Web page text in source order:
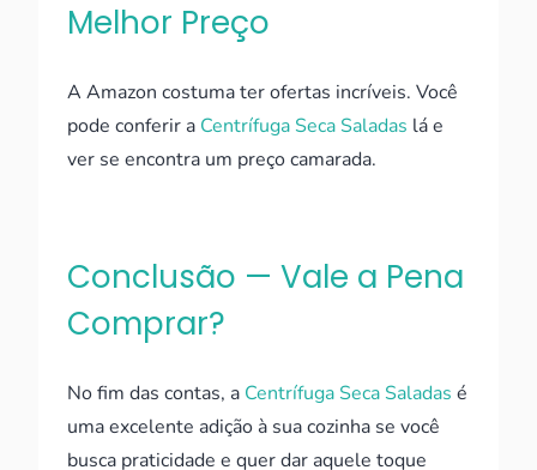
Melhor Preço
A Amazon costuma ter ofertas incríveis. Você
pode conferir a Centrífuga Seca Saladas lá e
ver se encontra um preço camarada.
Conclusão — Vale a Pena
Comprar?
No fim das contas, a Centrífuga Seca Saladas é
uma excelente adição à sua cozinha se você
busca praticidade e quer dar aquele toque